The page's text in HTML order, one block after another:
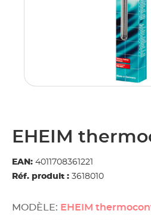
EHEIM
EAN: 4011708361221
Réf. produit : 3618010
MODÈLE: EHEIM